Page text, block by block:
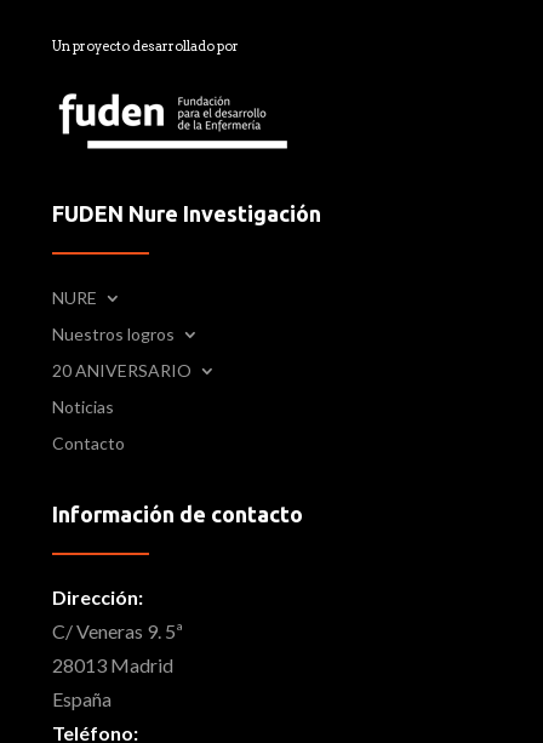
Un proyecto desarrollado por
FUDEN Nure Investigación
NURE
Nuestros logros
20 ANIVERSARIO
Noticias
Contacto
Información de contacto
Dirección:
C/ Veneras 9. 5ª
28013 Madrid
España
Teléfono: